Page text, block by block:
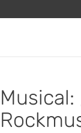
Musical: